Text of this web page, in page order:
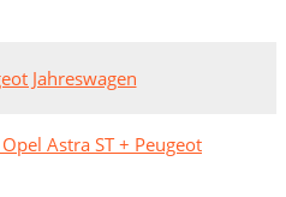
Jahreswagen